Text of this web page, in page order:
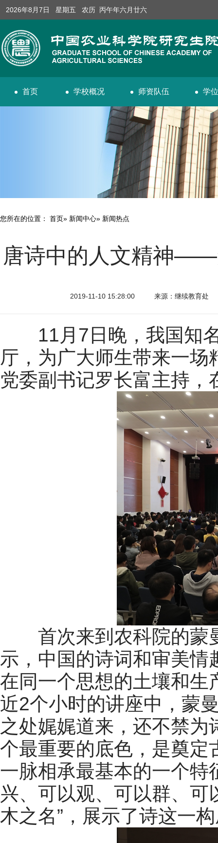
2026年8月7日 星期五 农历 丙午年六月廿六
首页 学校概况 师资队伍 学
您所在的位置： 首页» 新闻中心» 新闻热点
唐诗中的人文精神——
2019-11-10 15:28:00 来源：继续教育处
11月7日晚，我国知名
厅，为广大师生带来一
党委副书记罗长富主持
首次来到农科院的蒙
示，中国的诗词和审美
在同一个思想的土壤和生
近2个小时的讲座中，蒙
之处娓娓道来，还不禁
个最重要的底色，是奠定
一脉相承最基本的一个特
兴、可以观、可以群、
木之名”，展示了诗这一